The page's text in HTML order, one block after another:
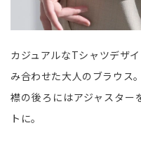
カジュアルなTシャツデザ
み合わせた大人のブラウス。
襟の後ろにはアジャスター
トに。